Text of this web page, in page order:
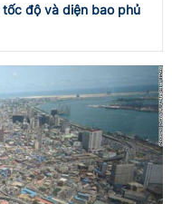
độ và diện bao phủ